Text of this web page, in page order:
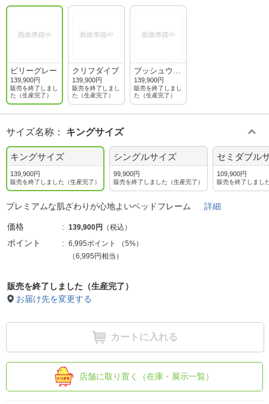
ビリーグレー
139,900円
販売を終了しまし
た（生産完了）
クリフダイブ
139,900円
販売を終了しまし
た（生産完了）
ブッシュウォ
ークグリーン
139,900円
販売を終了しまし
た（生産完了）
サイズ名称 ： キングサイズ
キングサイズ
139,900円
販売を終了しました（生産完了）
シングルサイズ
99,900円
販売を終了しました（生産完了）
セミダブル
109,900円
販売を終了しまし
プレミアムな肌ざわりが心地よいベッドフレーム 詳細
価格 139,900円 （税込）
ポイント 6,995ポイント （5%）
（6,995円相当）
販売を終了しました（生産完了）
お届け先を変更する
カートに入れる
店舗に取り置く（在庫・展示一覧）